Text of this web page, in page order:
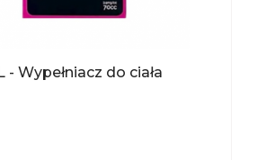
- Wypełniacz do ciała